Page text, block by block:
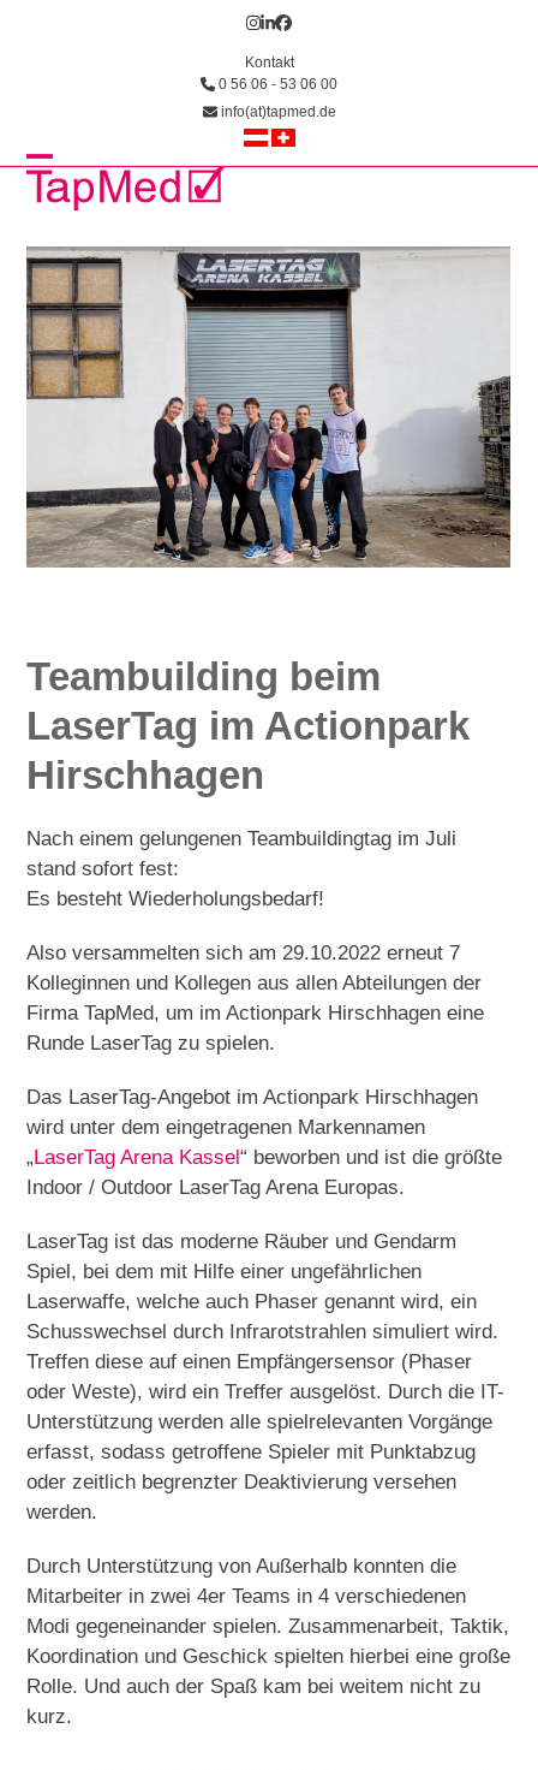
Instagram
LinkedIn
Facebook
Kontakt
0 56 06 - 53 06 00
info(at)tapmed.de
Open
menu
Close
menu
Teambuilding beim
LaserTag im Actionpark
Hirschhagen
Nach einem gelungenen Teambuildingtag im Juli
stand sofort fest:
Es besteht Wiederholungsbedarf!
Also versammelten sich am 29.10.2022 erneut 7
Kolleginnen und Kollegen aus allen Abteilungen der
Firma TapMed, um im Actionpark Hirschhagen eine
Runde LaserTag zu spielen.
Das LaserTag-Angebot im Actionpark Hirschhagen
wird unter dem eingetragenen Markennamen
„LaserTag Arena Kassel“ beworben und ist die größte
Indoor / Outdoor LaserTag Arena Europas.
LaserTag ist das moderne Räuber und Gendarm
Spiel, bei dem mit Hilfe einer ungefährlichen
Laserwaffe, welche auch Phaser genannt wird, ein
Schusswechsel durch Infrarotstrahlen simuliert wird.
Treffen diese auf einen Empfängersensor (Phaser
oder Weste), wird ein Treffer ausgelöst. Durch die IT-
Unterstützung werden alle spielrelevanten Vorgänge
erfasst, sodass getroffene Spieler mit Punktabzug
oder zeitlich begrenzter Deaktivierung versehen
werden.
Durch Unterstützung von Außerhalb konnten die
Mitarbeiter in zwei 4er Teams in 4 verschiedenen
Modi gegeneinander spielen. Zusammenarbeit, Taktik,
Koordination und Geschick spielten hierbei eine große
Rolle. Und auch der Spaß kam bei weitem nicht zu
kurz.